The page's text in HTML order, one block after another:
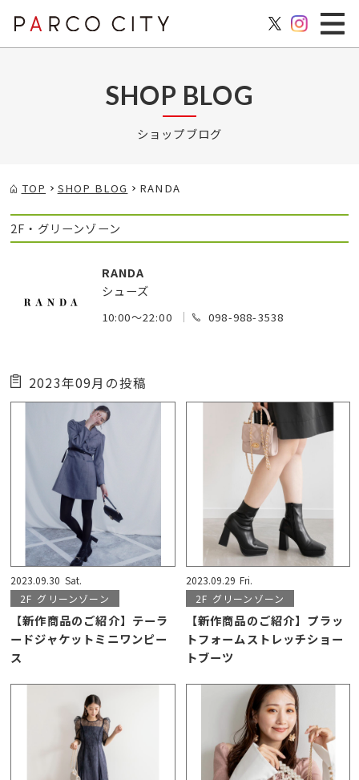
SHOP BLOG
ショップブログ
TOP SHOP BLOG RANDA
2F・グリーンゾーン
RANDA
シューズ
10:00～22:00 098-988-3538
2023年09月の投稿
2023.09.30 Sat.
2F グリーンゾーン
【新作商品のご紹介】テーラ
ードジャケットミニワンピー
ス
2023.09.29 Fri.
2F グリーンゾーン
【新作商品のご紹介】プラッ
トフォームストレッチショー
トブーツ